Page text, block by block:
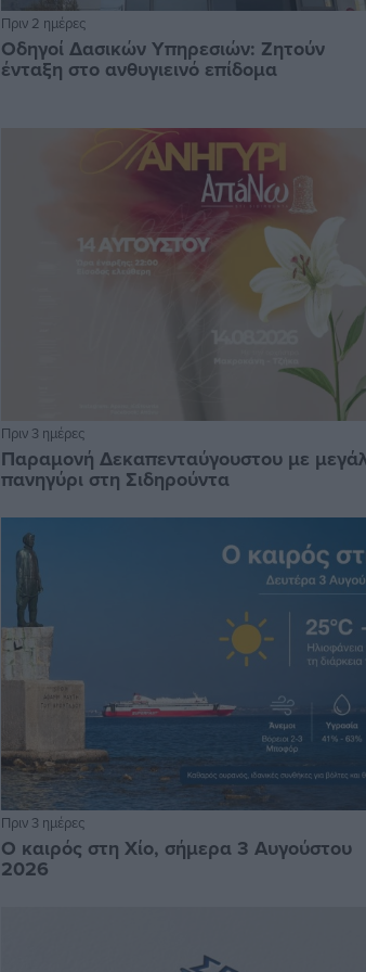
Πριν 2 ημέρες
Οδηγοί Δασικών Υπηρεσιών: Ζητούν
ένταξη στο ανθυγιεινό επίδομα
Πριν 3 ημέρες
Παραμονή Δεκαπενταύγουστου με
πανηγύρι στη Σιδηρούντα
Πριν 3 ημέρες
Ο καιρός στη Χίο, σήμερα 3 Αυγούστου
2026